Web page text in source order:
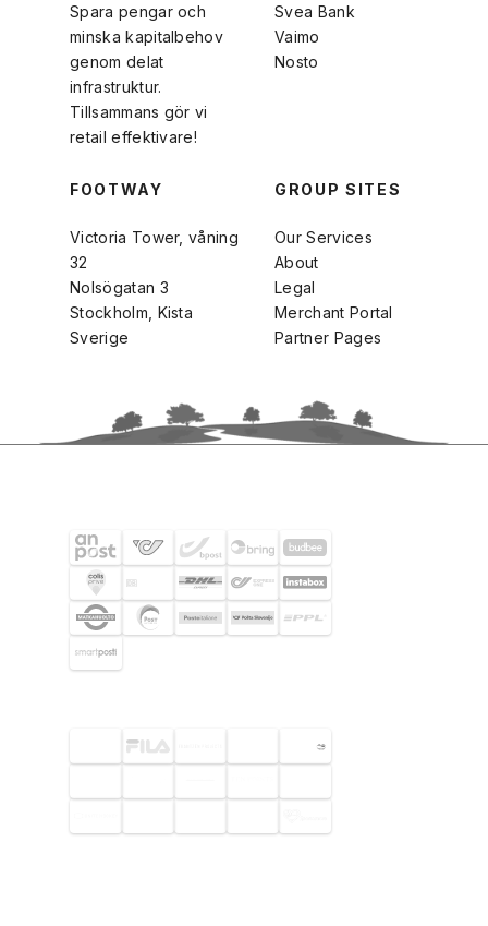
Spara pengar och
minska kapitalbehov
genom delat
infrastruktur.
Tillsammans gör vi
retail effektivare!
Svea Bank
Vaimo
Nosto
FOOTWAY
Victoria Tower, våning
32
Nolsögatan 3
Stockholm, Kista
Sverige
GROUP SITES
Our Services
About
Legal
Merchant Portal
Partner Pages